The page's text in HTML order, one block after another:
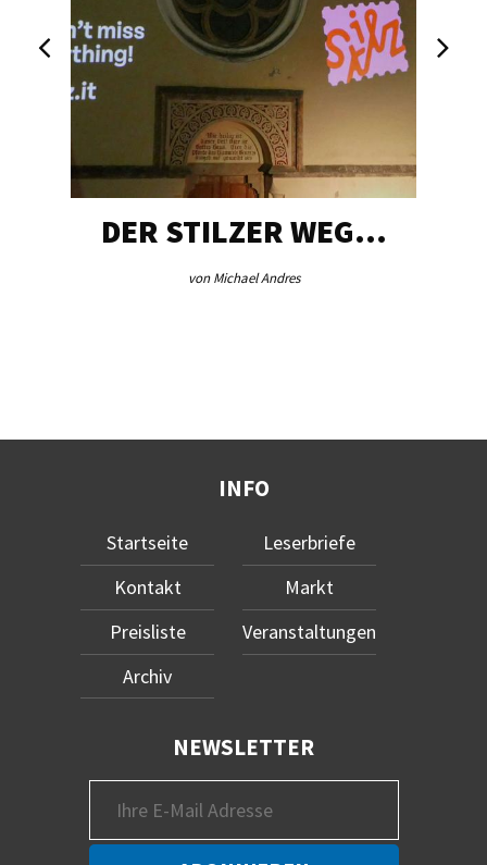
DER STILZER WEG…
von Michael Andres
INFO
Startseite
Kontakt
Preisliste
Archiv
Leserbriefe
Markt
Veranstaltungen
NEWSLETTER